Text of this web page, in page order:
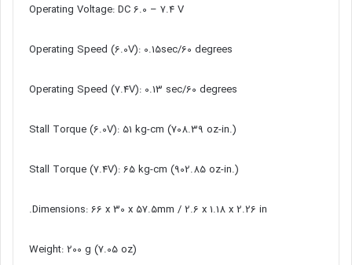
Operating Voltage: DC 6.0 – ۷.۴ V
Operating Speed (6.0V): 0.15sec/60 degrees
Operating Speed (7.4V): 0.13 sec/60 degrees
Stall Torque (6.0V): 51 kg-cm (708.39 oz-in.)
Stall Torque (7.4V): 65 kg-cm (902.85 oz-in.)
Dimensions: 66 x 30 x 57.5mm / 2.6 x 1.18 x 2.26 in.
Weight: 200 g (7.05 oz)